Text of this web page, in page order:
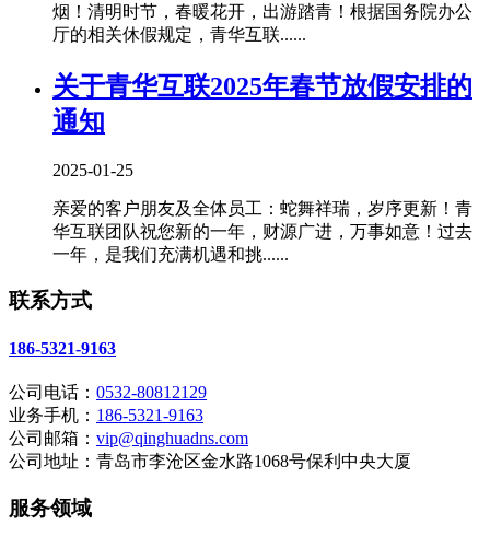
烟！清明时节，春暖花开，出游踏青！根据国务院办公
厅的相关休假规定，青华互联......
关于青华互联2025年春节放假安排的
通知
2025-01-25
亲爱的客户朋友及全体员工：蛇舞祥瑞，岁序更新！青
华互联团队祝您新的一年，财源广进，万事如意！过去
一年，是我们充满机遇和挑......
联系方式
186-5321-9163
公司电话： 0532-80812129
业务手机： 186-5321-9163
公司邮箱： vip@qinghuadns.com
公司地址：青岛市李沧区金水路1068号保利中央大厦
服务领域